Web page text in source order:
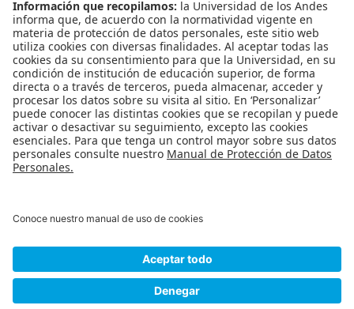
Matriz de evaluación por competencias
Información para profesores
Lunes a viernes de 9:00 a.m. a 6:00 p.m.
Esta dirección de correo electrónico está siendo protegida contra los
robots de spam. Necesita tener JavaScript habilitado para poder
Ir al inicio
Universidad de los Andes | Vigilada Mineducación
Reconocimiento como Universidad: Decreto 1297 del 30 de mayo de 1964.
Reconocimiento personería jurídica: Resolución 28 del 23 de febrero de 1949